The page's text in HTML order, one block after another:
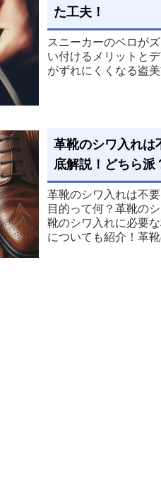
た工夫！
スニーカーのベロが
い付けるメリットと
がずれにくくなる盗美
革靴のシワ入れは
底解説！どちら派
革靴のシワ入れは不
目的って何？革靴の
靴のシワ入れに必要
についても紹介！革